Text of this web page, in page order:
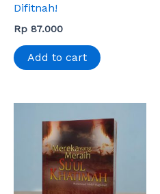
Difitnah!
Rp 87.000
Add to cart